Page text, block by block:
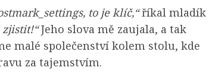
to je klíč,“říkal mladík
Jeho slova mě zaujala, a tak
malé společenství kolem stolu, kde
za tajemstvím.